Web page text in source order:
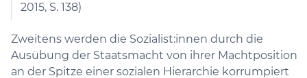
2015, S. 138)
Zweitens werden die Sozialist:innen durch die
Ausübung der Staatsmacht von ihrer Machtposition
an der Spitze einer sozialen Hierarchie korrumpiert